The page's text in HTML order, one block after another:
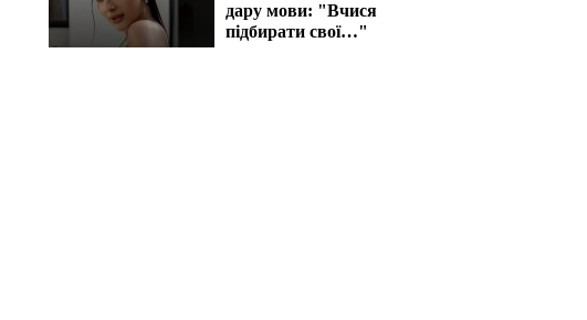
дару мови: "Вчися
підбирати свої…"